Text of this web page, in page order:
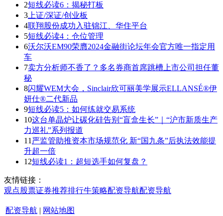
2短线必读6：揭秘打板
3 上证/深证/创业板
4联翔股份成功入驻锦江、华住平台
5短线必读4：仓位管理
6沃尔沃EM90荣膺2024金融街论坛年会官方唯一指定用
车
7卖方分析师不香了？多名券商首席跳槽上市公司担任董
秘
8闪耀WEM大会，Sinclair欣可丽美学展示ELLANSÉ®伊
妍仕®二代新品
9短线必读5：如何练就交易系统
10这台单晶炉让碳化硅告别“盲盒生长”｜“沪市新质生产
力巡礼”系列报道
11 严监管助推资本市场规范化 新“国九条”后执法效能提
升超一倍
12短线必读1：超短选手如何复盘？
友情链接：
观点股票证券推荐排行牛策略配资导航配资导航
配资导航 | 网站地图